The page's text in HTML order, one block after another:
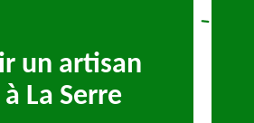
un artisan
La Serre